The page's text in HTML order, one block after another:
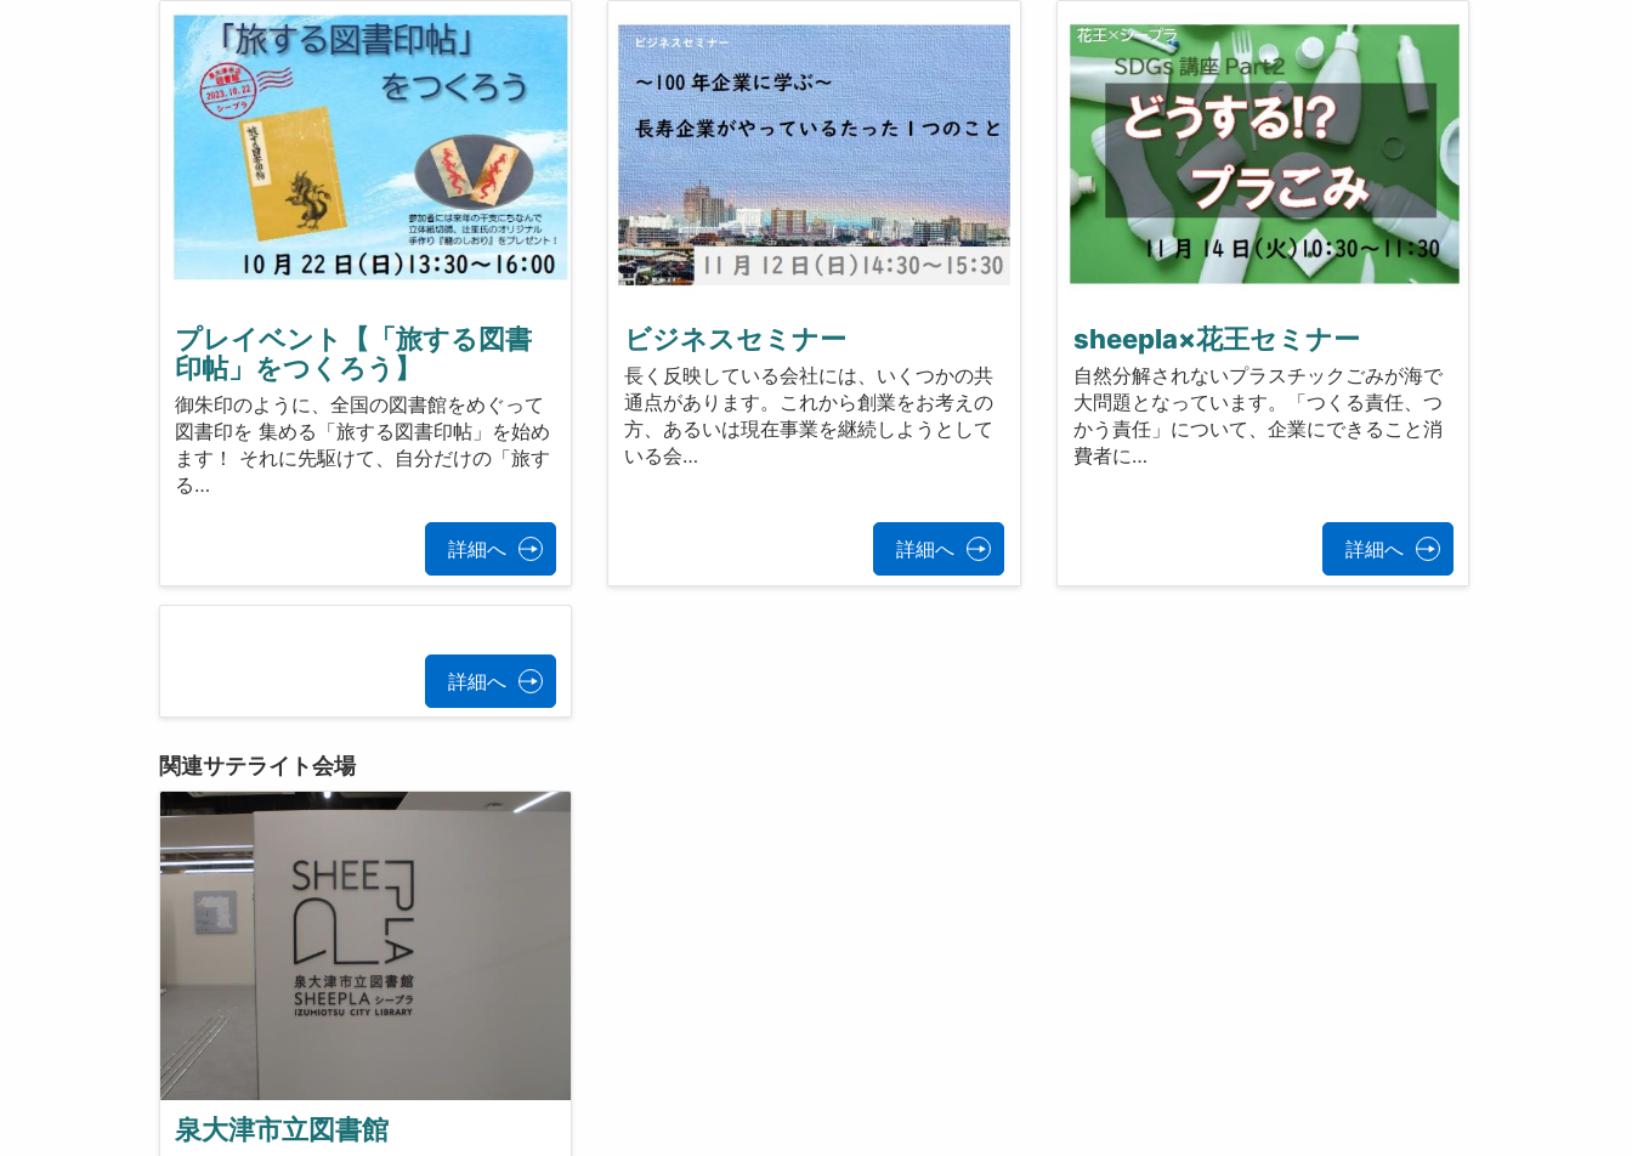
プレイベント【「旅する図書
印帖」をつくろう】
御朱印のように、全国の図書館をめぐって
図書印を 集める「旅する図書印帖」を始め
ます！ それに先駆けて、自分だけの「旅す
る…
詳細へ
ビジネスセミナー
長く反映している会社には、いくつかの共
通点があります。これから創業をお考えの
方、あるいは現在事業を継続しようとして
いる会…
詳細へ
sheepla×花王セミナー
自然分解されないプラスチックごみが海で
大問題となっています。「つくる責任、つ
かう責任」について、企業にできること消
費者に…
詳細へ
詳細へ
関連サテライト会場
泉大津市立図書館